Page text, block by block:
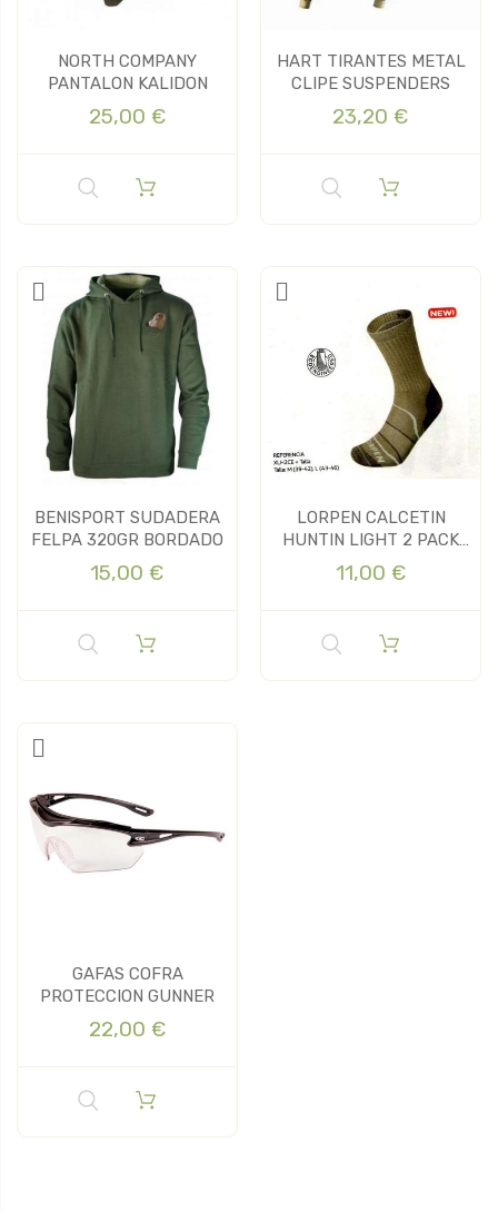
NORTH COMPANY
PANTALON KALIDON
25,00 €
HART TIRANTES METAL
CLIPE SUSPENDERS
23,20 €
BENISPORT SUDADERA
FELPA 320GR BORDADO
15,00 €
LORPEN CALCETIN
HUNTIN LIGHT 2 PACK
ECO
11,00 €
GAFAS COFRA
PROTECCION GUNNER
22,00 €